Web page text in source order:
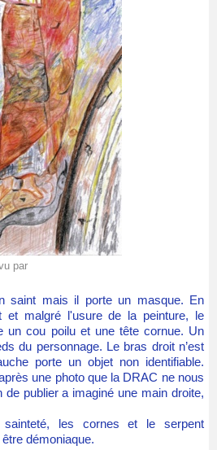
par
et malgré l'usure de la peinture, le
un cou poilu et une tête cornue. Un
du personnage. Le bras droit n’est
porte un objet non identifiable.
une photo que la DRAC ne nous
de publier a imaginé une main droite,
les cornes et le serpent
démoniaque.